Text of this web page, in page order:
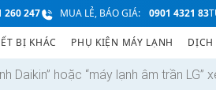
260 247 MUA LẺ, BÁO GIÁ: 0901 4321 83
BỊ KHÁC PHỤ KIỆN MÁY LẠNH DỊCH